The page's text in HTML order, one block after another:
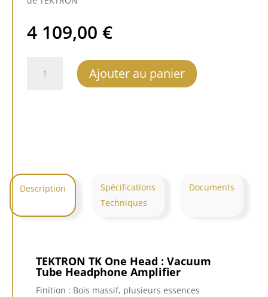
4 109,00 €
Ajouter au panier
Description
Spécifications
Techniques
Documents
TEKTRON TK One Head : Vacuum
Tube Headphone Amplifier
Finition : Bois massif, plusieurs essences